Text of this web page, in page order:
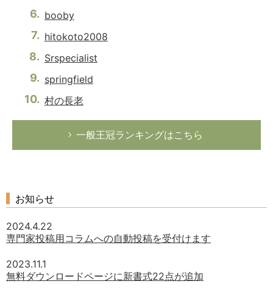
booby
hitokoto2008
Srspecialist
springfield
村の長老
一般王冠ランキングはこちら
お知らせ
2024.4.22
専門家投稿用コラムへの自動投稿を受付けます
2023.11.1
無料ダウンロードページに新書式22点が追加